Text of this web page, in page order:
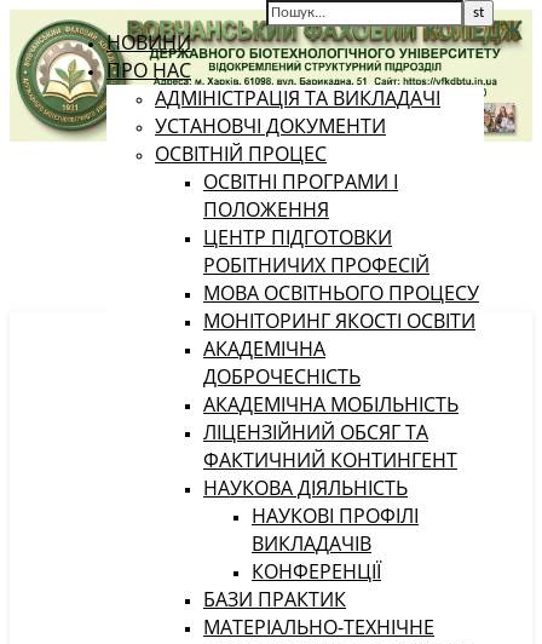
НОВИНИ
ПРО НАС
АДМІНІСТРАЦІЯ ТА ВИКЛАДАЧІ
УСТАНОВЧІ ДОКУМЕНТИ
ОСВІТНІЙ ПРОЦЕС
ОСВІТНІ ПРОГРАМИ І
ПОЛОЖЕННЯ
ЦЕНТР ПІДГОТОВКИ
РОБІТНИЧИХ ПРОФЕСІЙ
МОВА ОСВІТНЬОГО ПРОЦЕСУ
МОНІТОРИНГ ЯКОСТІ ОСВІТИ
АКАДЕМІЧНА
ДОБРОЧЕСНІСТЬ
АКАДЕМІЧНА МОБІЛЬНІСТЬ
ЛІЦЕНЗІЙНИЙ ОБСЯГ ТА
ФАКТИЧНИЙ КОНТИНГЕНТ
НАУКОВА ДІЯЛЬНІСТЬ
НАУКОВІ ПРОФІЛІ
ВИКЛАДАЧІВ
КОНФЕРЕНЦІЇ
БАЗИ ПРАКТИК
МАТЕРІАЛЬНО-ТЕХНІЧНЕ